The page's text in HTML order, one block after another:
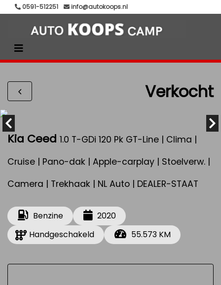
0591-512251 info@autokoops.nl
Verkocht
Kia Ceed 1.0 T-GDi 120 Pk GT-Line | Clima |
Cruise | Pano-dak | Apple-carplay | Stoelverw. |
Camera | Trekhaak | NL Auto | DEALER-STAAT
Benzine
2020
Handgeschakeld
55.573 KM